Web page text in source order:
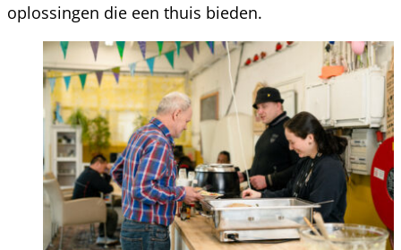
oplossingen die een thuis bieden.